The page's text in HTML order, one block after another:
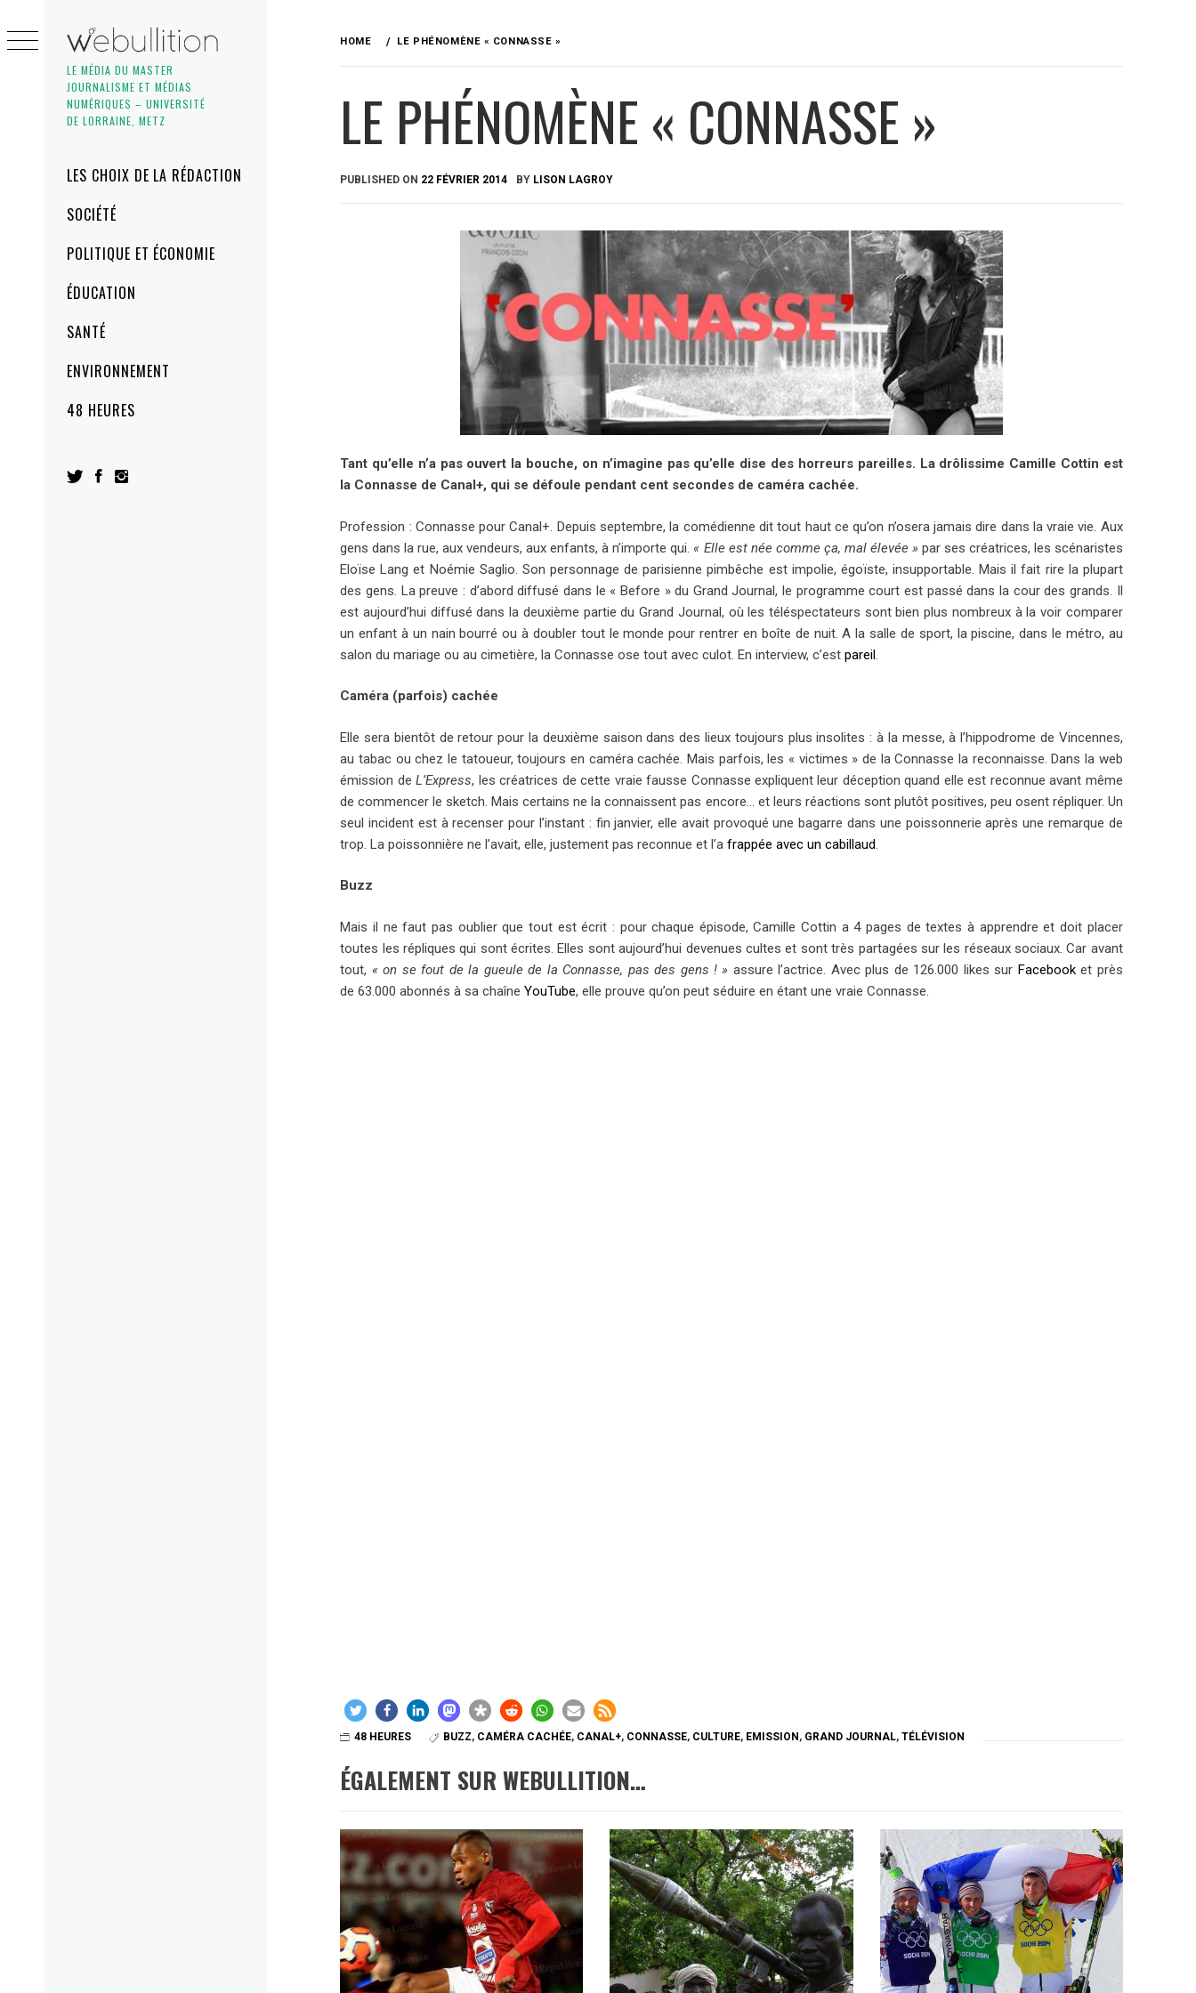
LE MÉDIA DU MASTER
JOURNALISME ET MÉDIAS
NUMÉRIQUES – UNIVERSITÉ
DE LORRAINE, METZ
MenuLES CHOIX DE LA RÉDACTION
SOCIÉTÉ
POLITIQUE ET ÉCONOMIE
ÉDUCATION
SANTÉ
ENVIRONNEMENT
48 HEURES
to
content
HOME LE PHÉNOMÈNE « CONNASSE »
LE PHÉNOMÈNE « CONNASSE »
PUBLISHED ON 22 FÉVRIER 2014 BY LISON LAGROY
Tant qu’elle n’a pas ouvert la bouche, on n’imagine pas qu’elle dise des horreurs pareilles. La drôlissime Camille Cottin est
la Connasse de Canal+, qui se défoule pendant cent secondes de caméra cachée.
Profession : Connasse pour Canal+. Depuis septembre, la comédienne dit tout haut ce qu’on n’osera jamais dire dans la vraie vie. Aux
gens dans la rue, aux vendeurs, aux enfants, à n’importe qui.« Elle est née comme ça, mal élevée » par ses créatrices, les scénaristes
Eloïse Lang et Noémie Saglio. Son personnage de parisienne pimbêche est impolie, égoïste, insupportable. Mais il fait rire la plupart
des gens. La preuve : d’abord diffusé dans le « Before » du Grand Journal, le programme court est passé dans la cour des grands. Il
est aujourd’hui diffusé dans la deuxième partie du Grand Journal, où les téléspectateurs sont bien plus nombreux à la voir comparer
un enfant à un nain bourré ou à doubler tout le monde pour rentrer en boîte de nuit. A la salle de sport, la piscine, dans le métro, au
salon du mariage ou au cimetière, la Connasse ose tout avec culot. En interview, c’estpareil
Caméra (parfois) cachée
Elle sera bientôt de retour pour la deuxième saison dans des lieux toujours plus insolites : à la messe, à l’hippodrome de Vincennes,
au tabac ou chez le tatoueur, toujours en caméra cachée. Mais parfois, les « victimes » de la Connasse la reconnaisse. Dans la web
émission deL’Express, les créatrices de cette vraie fausse Connasse expliquent leur déception quand elle est reconnue avant même
de commencer le sketch. Mais certains ne la connaissent pas encore… et leurs réactions sont plutôt positives, peu osent répliquer. Un
seul incident est à recenser pour l’instant : fin janvier, elle avait provoqué une bagarre dans une poissonnerie après une remarque de
trop. La poissonnière ne l’avait, elle, justement pas reconnue et l’afrappée avec un cabillaud
Buzz
Mais il ne faut pas oublier que tout est écrit : pour chaque épisode, Camille Cottin a 4 pages de textes à apprendre et doit placer
toutes les répliques qui sont écrites. Elles sont aujourd’hui devenues cultes et sont très partagées sur les réseaux sociaux. Car avant
tout, « on se fout de la gueule de la Connasse, pas des gens ! » assure l’actrice. Avec plus de 126.000 likes sur Facebooket près
de 63.000 abonnés à sa chaîneYouTube, elle prouve qu’on peut séduire en étant une vraie Connasse.
48 HEURES BUZZ, CAMÉRA CACHÉE, CANAL+, CONNASSE, CULTURE, EMISSION , GRAND JOURNAL,TÉLÉVISION
ÉGALEMENT SUR WEBULLITION…